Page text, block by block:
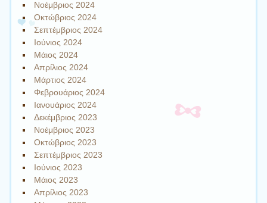
Νοέμβριος 2024
Οκτώβριος 2024
Σεπτέμβριος 2024
Ιούνιος 2024
Μάιος 2024
Απρίλιος 2024
Μάρτιος 2024
Φεβρουάριος 2024
Ιανουάριος 2024
Δεκέμβριος 2023
Νοέμβριος 2023
Οκτώβριος 2023
Σεπτέμβριος 2023
Ιούνιος 2023
Μάιος 2023
Απρίλιος 2023